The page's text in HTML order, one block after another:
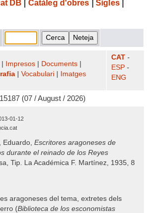
DB Catàleg d'obres Sigles|
Impresos Documents
Vocabulari Imatges
CAT -
ESP -
ENG
(07 / August / 2026)
01-12
Eduardo, Escritores aragoneses de
durante el reinado de los Reyes
Tip. La Académica F. Martínez, 1935, 8
aragoneses del tema, extretes dels
(Biblioteca de los esconomistas